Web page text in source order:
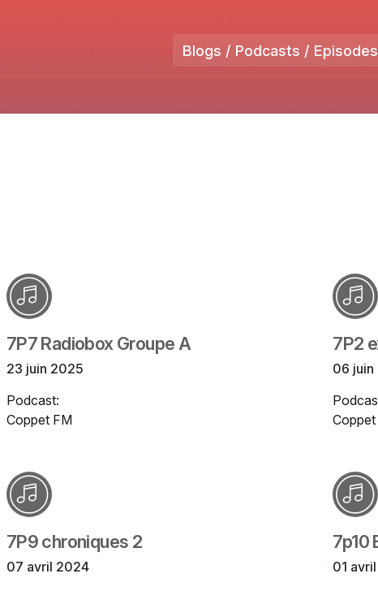
Blogs / Podcasts / Episodes
7P7 Radiobox Groupe A
23 juin 2025
Podcast:
Coppet FM
7P2
06
7P9 chroniques 2
07 avril 2024
7p10
01